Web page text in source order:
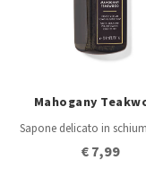
Mahogany
Sapone delicato in
€ 7,99